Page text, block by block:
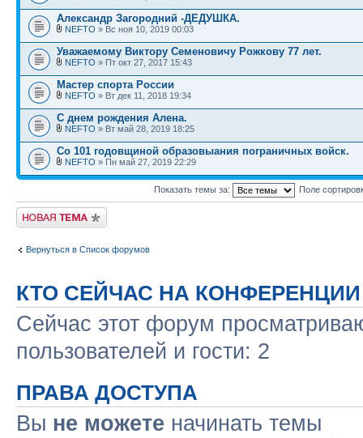
Александр Загородний -ДЕДУШКА.
NEFTO » Вс ноя 10, 2019 00:03
Уважаемому Виктору Семеновичу Рожкову 77 лет.
NEFTO » Пт окт 27, 2017 15:43
Мастер спорта России
NEFTO » Вт дек 11, 2018 19:34
С днем рождения Алена.
NEFTO » Вт май 28, 2019 18:25
Со 101 годовщиной образовыания пограничных войск.
NEFTO » Пн май 27, 2019 22:29
Показать темы за: Поле
Новая тема
Вернуться в Список форумов
КТО СЕЙЧАС НА КОНФЕРЕНЦИИ
Сейчас этот форум
пользователей и гости: 2
ПРАВА ДОСТУПА
Вы не можете начинать темы